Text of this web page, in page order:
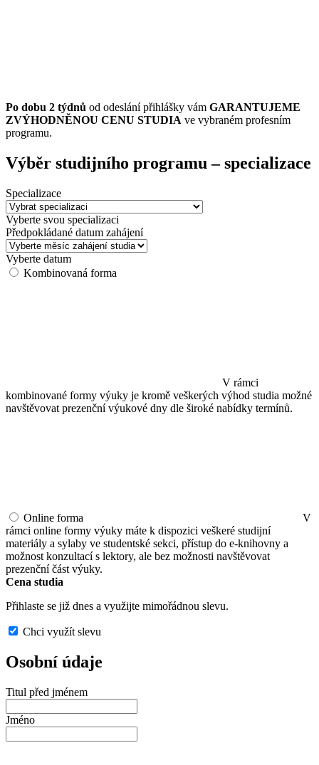
Po dobu 2 týdnů od odeslání přihlášky vám GARANTUJEME
ZVÝHODNĚNOU CENU STUDIA ve vybraném profesním
programu.
Výběr studijního programu – specializace
Specializace
Vyberte svou specializaci
Předpokládané datum zahájení
Vyberte datum
Kombinovaná forma
V rámci
kombinované formy výuky je kromě veškerých výhod studia možné
navštěvovat prezenční výukové dny dle široké nabídky termínů.
Online forma
V
rámci online formy výuky máte k dispozici veškeré studijní
materiály a sylaby ve studentské sekci, přístup do e-knihovny a
možnost konzultací s lektory, ale bez možnosti navštěvovat
prezenční část výuky.
Cena studia
Přihlaste se již dnes a využijte mimořádnou slevu.
Chci využít slevu
Osobní údaje
Titul před jménem
Jméno